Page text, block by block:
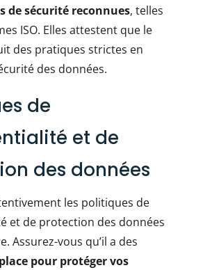
de sécurité reconnues, telles
ISO. Elles attestent que le
des pratiques strictes en
des données.
de
et de
des données
les politiques de
et de protection des données
Assurez-vous qu’il a des
pour protéger vos